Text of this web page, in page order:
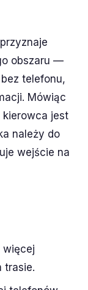
obszaru —
telefonu,
Mówiąc
kierowca jest
należy do
wejście na
więcej
trasie.